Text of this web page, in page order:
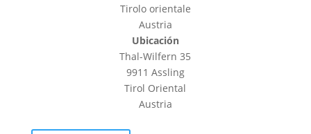
Tirolo orientale
Austria
Ubicación
Thal-Wilfern 35
9911 Assling
Tirol Oriental
Austria